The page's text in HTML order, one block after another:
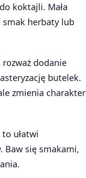
koktajli. Mała
smak herbaty lub
rozważ dodanie
butelek.
zmienia charakter
ułatwi
Baw się smakami,